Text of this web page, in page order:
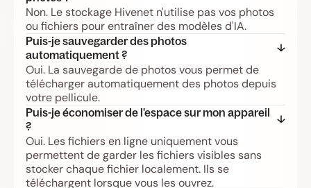
Non. Le stockage Hivenet n'utilise pas vos photos
ou fichiers pour entraîner des modèles d'IA.
Puis-je sauvegarder des photos
automatiquement ?
Oui. La sauvegarde de photos vous permet de
télécharger automatiquement des photos depuis
votre pellicule.
Puis-je économiser de l'espace sur mon appareil
?
Oui. Les fichiers en ligne uniquement vous
permettent de garder les fichiers visibles sans
stocker chaque fichier localement. Ils se
téléchargent lorsque vous les ouvrez.